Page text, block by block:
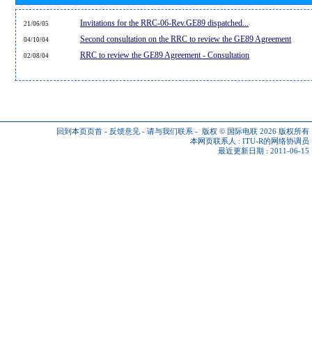
21/06/05 Invitations for the RRC-06-Rev.GE89 dispatched...
04/10/04 Second consultation on the RRC to review the GE89 Agreement
02/08/04 RRC to review the GE89 Agreement - Consultation
回到本页页首 - 反馈意见 - 请与我们联系 - 版权 © 国际电联 2026 版权所有
本网页联系人 : ITU-R的网络协调员
最近更新日期 : 2011-06-15